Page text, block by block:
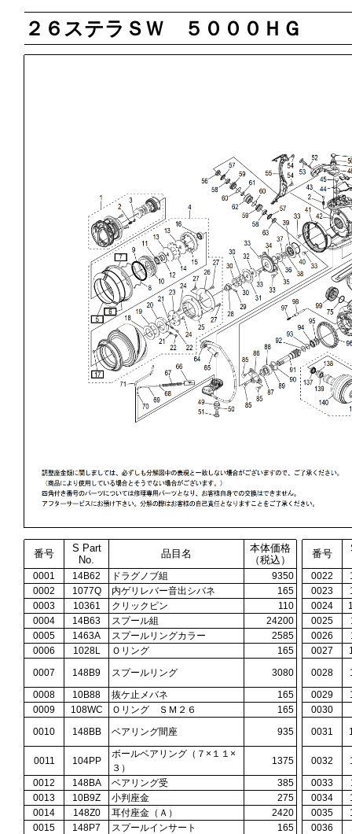
２６ステラＳＷ ５０００ＨＧ
番号
S Part
No.
品目名
本体価格
（税込）
番号
0001 14B62 ドラグノブ組 9350 0022
0002
1077Q 内ゲリレバー音出シバネ 165 0023
0003
10361 クリックピン 110 0024
0004
14B63 スプール組 24200 0025
0005
1463A スプールリングカラー 2585 0026
0006
1028L Ｏリング 165 0027
0007
148B9 スプールリング 3080 0028
0008
10B88 抜ケ止メバネ 165 0029
0009
108WC Ｏリング ＳＭ２６ 165 0030
0010
148BB ベアリング間座 935 0031
0011 104PP
ボールベアリング（７×１１×
３）
1375 0032
0012
148BA ベアリング受 385 0033
0013
10B9Z 小判座金 275 0034
0014
148Z0 耳付座金（Ａ） 2420 0035
0015
148P7 スプールインサート 165 0036